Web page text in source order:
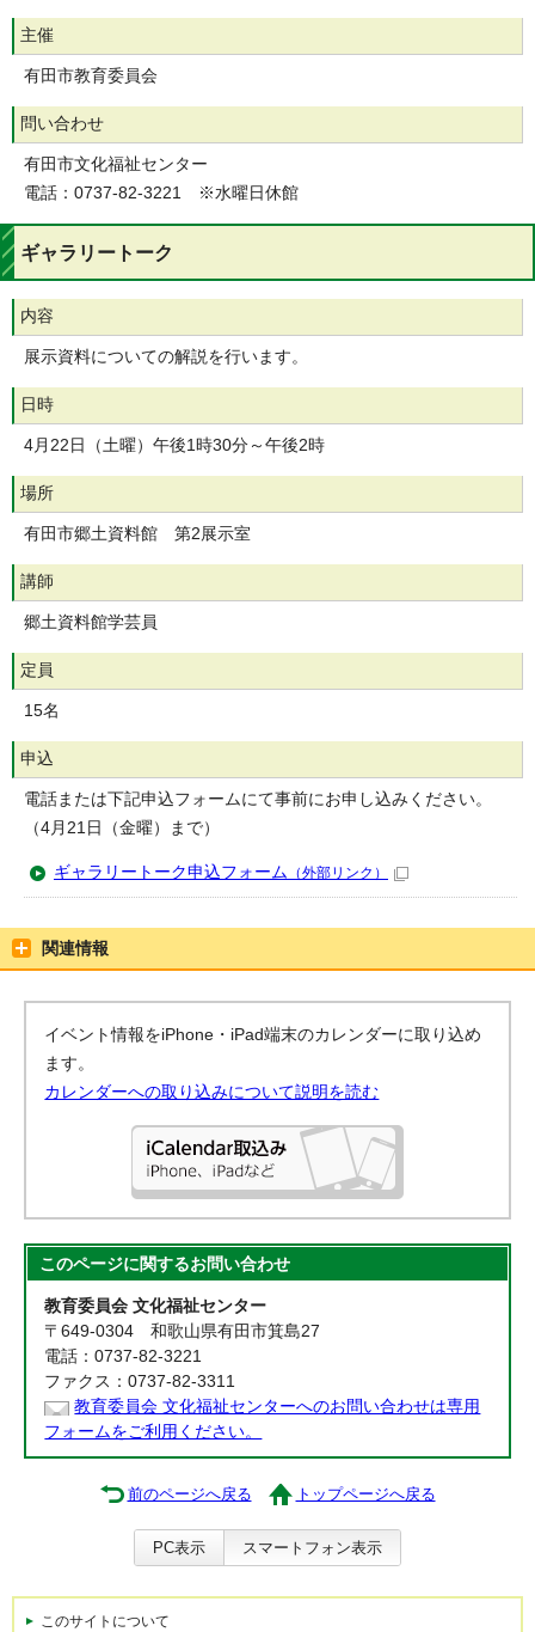
主催
有田市教育委員会
問い合わせ
有田市文化福祉センター
電話：0737-82-3221 ※水曜日休館
ギャラリートーク
内容
展示資料についての解説を行います。
日時
4月22日（土曜）午後1時30分～午後2時
場所
有田市郷土資料館 第2展示室
講師
郷土資料館学芸員
定員
15名
申込
電話または下記申込フォームにて事前にお申し込みください。
（4月21日（金曜）まで）
ギャラリートーク申込フォーム （外部リンク）
関連情報
イベント情報をiPhone・iPad端末のカレンダーに取り込め
ます。
カレンダーへの取り込みについて説明を読む
このページに関するお問い合わせ
教育委員会 文化福祉センター
〒649-0304 和歌山県有田市箕島27
電話：0737-82-3221
ファクス：0737-82-3311
教育委員会 文化福祉センターへのお問い合わせは専用
フォームをご利用ください。
前のページへ戻る トップページへ戻る
PC表示 スマートフォン表示
このサイトについて